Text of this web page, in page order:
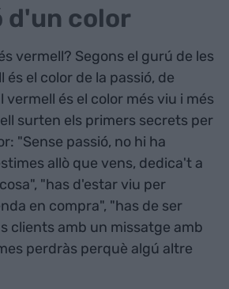
d'un color
vermell? Segons el gurú de les
és el color de la passió, de
vermell és el color més viu i més
surten els primers secrets per
"Sense passió, no hi ha
allò que vens, dedica't a
"has d'estar viu per
en compra", "has de ser
clients amb un missatge amb
perdràs perquè algú altre